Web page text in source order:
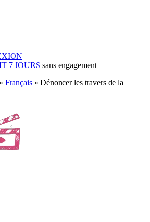
7 JOURS sans engagement
» Français » Dénoncer les travers de la